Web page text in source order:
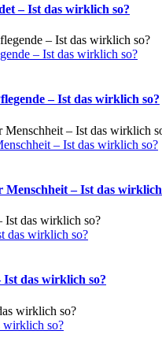
– Ist das wirklich so?
– Ist das wirklich so?
– Ist das wirklich so?
– Ist das wirklich so?
Menschheit – Ist das
das wirklich so?
Ist das wirklich so?
wirklich so?